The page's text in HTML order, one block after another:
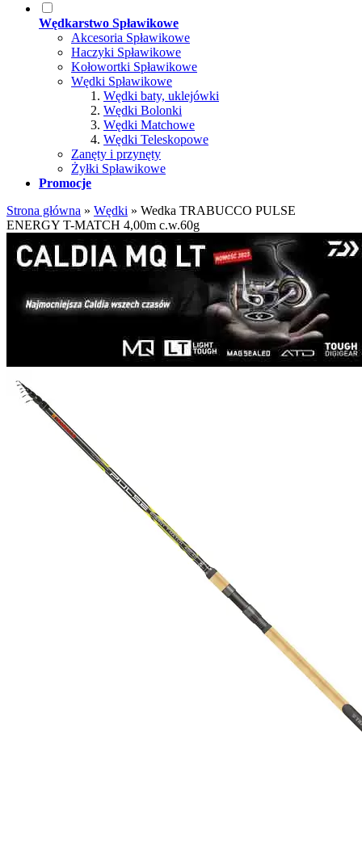
Wędkarstwo Spławikowe
Akcesoria Spławikowe
Haczyki Spławikowe
Kołowortki Spławikowe
Wędki Spławikowe
Wędki baty, uklejówki
Wędki Bolonki
Wędki Matchowe
Wędki Teleskopowe
Zanęty i przynęty
Żyłki Spławikowe
Promocje
Strona główna » Wędki » Wedka TRABUCCO PULSE
ENERGY T-MATCH 4,00m c.w.60g